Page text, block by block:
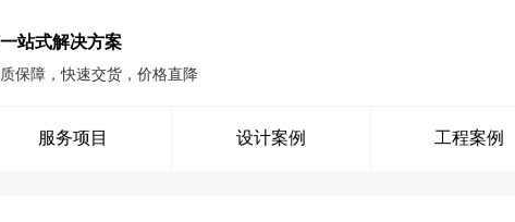
站式解决方案
保障，快速交货，价格直降
服务项目 设计案例 工程案例